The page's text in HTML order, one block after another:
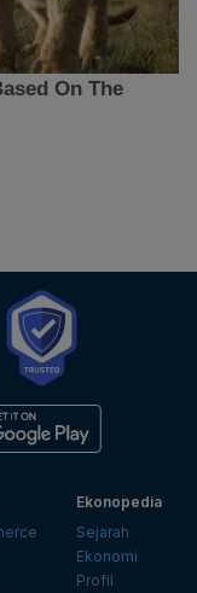
Ekonopedia
Sejarah
Ekonomi
Profil